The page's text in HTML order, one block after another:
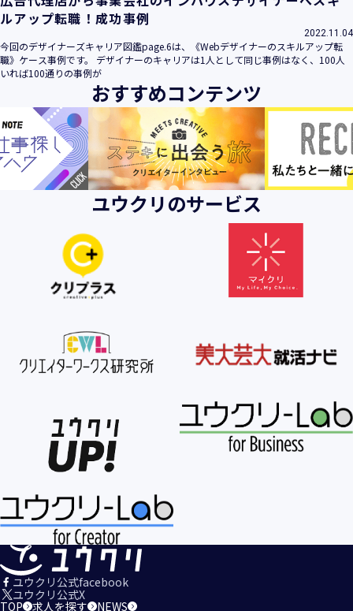
ます。
当社サービスにおいて、自ら入力された個人情報を、当社は
取得・収集させていただきます。
・電子メール、郵便、書面、電話等の手段により取得・収集
させていただく方法
当社に対し、電子メール、郵便、書面、電話等の手段によっ
て、ご提供いただいた個人情報を、当社は取得・収集させて
いただきます。
・当社等へアクセスされた際に情報を収集させていただく方
す。これらの情報には、利用されるURL、ブラウザや携帯電
話の種類、IPアドレスなどの情報を含みます。
【個人情報の利用目的の公表】
当社は、個人情報を次の利用目的の範囲内で利用すること
第１項及びJISQ15001:2017の附属書A.3.4.2.4に基づき公表し
＜個人情報の利用目的＞
１．当社のサービスを提供するため
２．当社のサービスを安心・安全にご利用いただける環境整
備のため
３．当社のサービスの運営・管理のため
４．当社のサービスに関するご案内、お問い合せ等への対応
５．当社、その他当社のサービスについての調査・データ集
積、改善、研究開発のため
６．当社がおすすめする商品・サービスなどのご案内を送
信・送付するため
７．当社とお客様の間での必要な連絡を行うため
８．当社のサービスに関する当社の規約、ポリシー等（以下
「規約等」といいます。）に違反する行為に対する対応のた
ルアップ転職！成功事例
2022.11.04
今回のデザイナーズキャリア図鑑page.6は、《Webデザイナーのスキルアップ転
職》ケース事例です。 デザイナーのキャリアは1人として同じ事例はなく、100人
いれば100通りの事例が
おすすめコンテンツ
ユウクリのサービス
ユウクリ公式facebook
ユウクリ公式X
TOP 求人を探す NEWS